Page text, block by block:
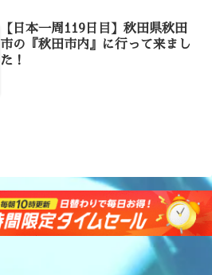
【日本一周119日目】秋田県秋田
市の『秋田市内』に行って来まし
た！